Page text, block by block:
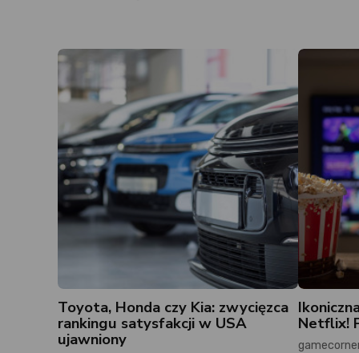
Toyota, Honda czy Kia: zwycięzca
rankingu satysfakcji w USA
ujawniony
Netflix!